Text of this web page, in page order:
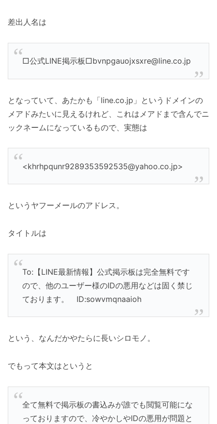
差出人名は
□公式LINE掲示板□bvnpgauojxsxre@line.co.jp
となっていて、あたかも「line.co.jp」というドメインの
メアドみたいに見えるけれど、これはメアドまで含んでニ
ックネームになっているもので、実態は
<khrhpqunr9289353592535@yahoo.co.jp>
というヤフーメールのアドレス。
タイトルは
To:【LINE最新情報】公式掲示板は完全無料です
ので、他のユーザー様のIDの悪用などは固く禁じ
ております。 ID:sowvmqnaaioh
という、なんだかやたらに長いシロモノ。
でもって本文はというと
全て無料で掲示板の書込みが誰でも閲覧可能にな
っておりますので、冷やかしやIDの悪用が問題と